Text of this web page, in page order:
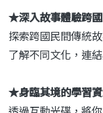
★深入故事體驗跨
探索跨國民間傳統
了解不同文化，連
★身臨其境的學習